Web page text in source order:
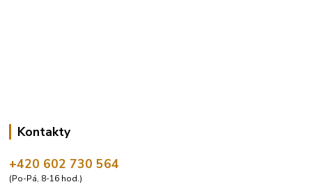
Kontakty
+420 602 730 564
(Po-Pá, 8-16 hod.)